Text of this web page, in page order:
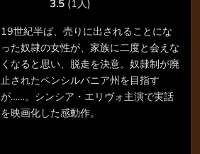
3.5 (1人)
19世紀半ば、売りに出されることにな
った奴隷の女性が、家族に二度と会えな
くなると思い、脱走を決意。奴隷制が廃
止されたペンシルバニア州を目指す
が……。シンシア・エリヴォ主演で実話
を映画化した感動作。